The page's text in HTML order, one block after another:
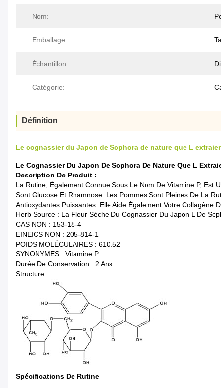
Nom:
Emballage:
Échantillon:
Catégorie:
Définition
Le cognassier du Japon de Scphora de nature que L
Le Cognassier Du Japon De Scphora De Nature Que L
Description De Produit :
La Rutine, Également Connue Sous Le Nom De Vitamine P, Est
Sont Glucose Et Rhamnose. Les Pommes Sont Pleines De La
Antioxydantes Puissantes. Elle Aide Également Votre Collagène
Herb Source : La Fleur Sèche Du Cognassier Du Japon L De
CAS NON : 153-18-4
EINEICS NON : 205-814-1
POIDS MOLÉCULAIRES : 610,52
SYNONYMES : Vitamine P
Durée De Conservation : 2 Ans
Structure :
Spécifications De Rutine